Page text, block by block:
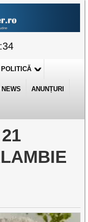
POLITICĂ
ANUNȚURI